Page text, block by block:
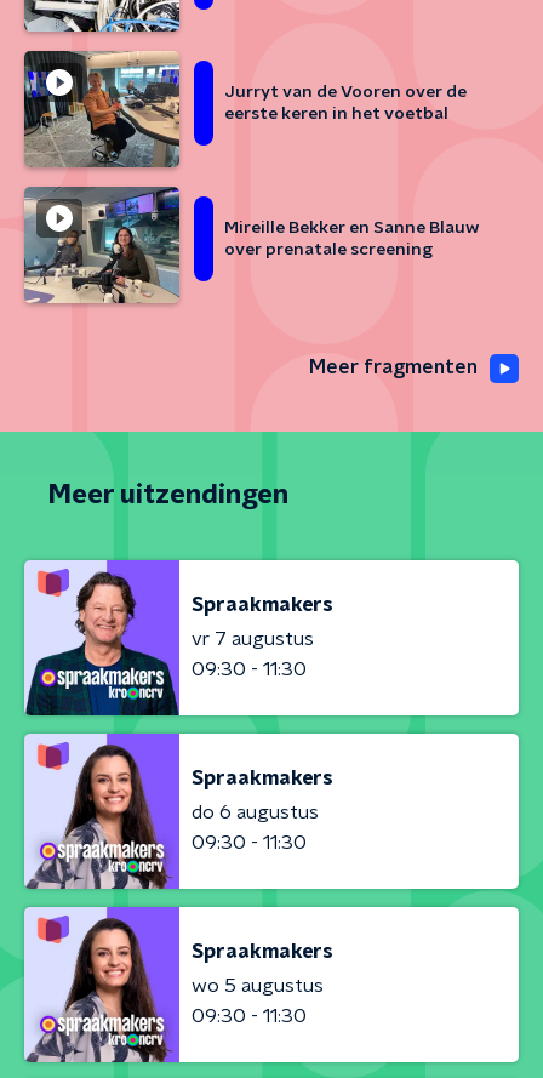
Jurryt van de Vooren over de
eerste keren in het voetbal
Mireille Bekker en Sanne Blauw
over prenatale screening
Meer fragmenten
Meer uitzendingen
Spraakmakers
vr 7 augustus
09:30 - 11:30
Spraakmakers
do 6 augustus
09:30 - 11:30
Spraakmakers
wo 5 augustus
09:30 - 11:30